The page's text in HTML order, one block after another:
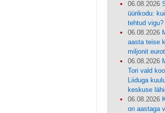
06.08.2026
üürikodu:
tehtud vigu?
06.08.2026
aasta teise
miljonit eurot
06.08.2026
Tori vald
Liiduga
keskuse
06.08.2026
on aastaga